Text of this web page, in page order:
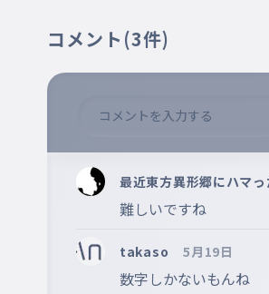
３
８
４
４
６
コメント (3件)
※コメントするには、ログインが必要で
最近東方異形郷にハ
難しいですね
takaso 5月19日
数字しかないもんね